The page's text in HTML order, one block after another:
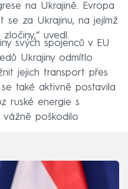
na Ukrajině. Evropa
se za Ukrajinu, na jejímž
uvedl.
svých spojenců v EU
Ukrajiny odmítlo
jejich transport přes
také aktivně postavila
ruské energie s
poškodilo